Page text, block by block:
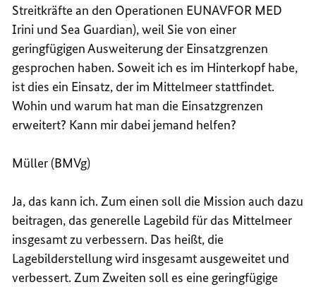
Streitkräfte an den Operationen EUNAVFOR MED
Irini und Sea Guardian), weil Sie von einer
geringfügigen Ausweiterung der Einsatzgrenzen
gesprochen haben. Soweit ich es im Hinterkopf habe,
ist dies ein Einsatz, der im Mittelmeer stattfindet.
Wohin und warum hat man die Einsatzgrenzen
erweitert? Kann mir dabei jemand helfen?
Müller (BMVg)
Ja, das kann ich. Zum einen soll die Mission auch dazu
beitragen, das generelle Lagebild für das Mittelmeer
insgesamt zu verbessern. Das heißt, die
Lagebilderstellung wird insgesamt ausgeweitet und
verbessert. Zum Zweiten soll es eine geringfügige